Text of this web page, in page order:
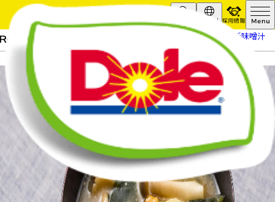
Search Global
採用情報
青バナナの腸活味噌汁